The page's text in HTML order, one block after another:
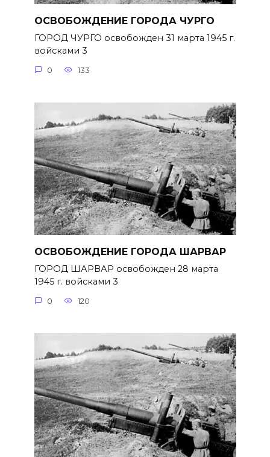
ОСВОБОЖДЕНИЕ ГОРОДА ЧУРГО
ГОРОД ЧУРГО освобожден 31 марта 1945 г.
войсками 3
0 133
ОСВОБОЖДЕНИЕ ГОРОДА ШАРВАР
ГОРОД ШАРВАР освобожден 28 марта
1945 г. войсками 3
0 120